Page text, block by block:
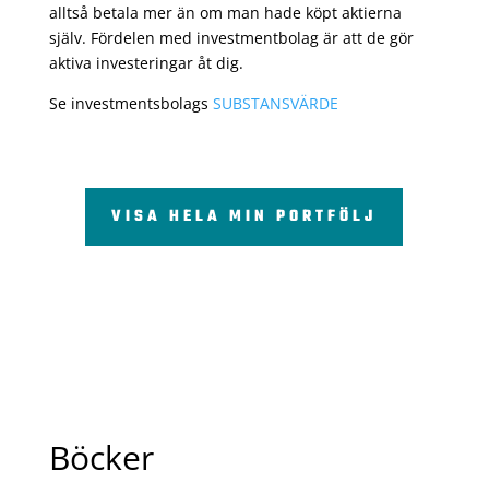
alltså betala mer än om man hade köpt aktierna
själv. Fördelen med investmentbolag är att de gör
aktiva investeringar åt dig.
Se investmentsbolags SUBSTANSVÄRDE
VISA HELA MIN PORTFÖLJ
Böcker